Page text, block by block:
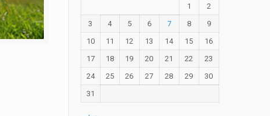
1
2
3
4 5 6 7 8
9
10
11 12 13 14 15
16
17
18 19 20 21 22
23
24
25 26 27 28 29
30
31